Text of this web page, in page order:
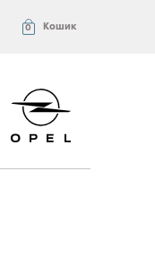
0 Кошик